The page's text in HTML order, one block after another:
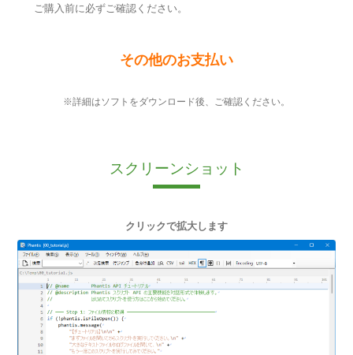
ご購入前に必ずご確認ください。
その他のお支払い
※詳細はソフトをダウンロード後、ご確認ください。
スクリーンショット
クリックで拡大します